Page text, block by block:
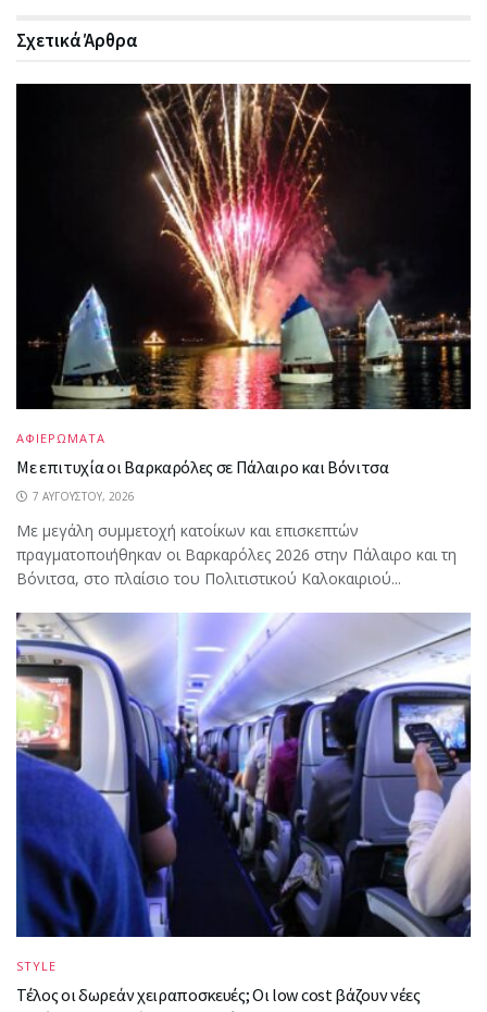
ΣχετικάΆρθρα
ΑΦΙΕΡΩΜΑΤΑ
Με επιτυχία οι Βαρκαρόλες σε Πάλαιρο και Βόνιτσα
7 ΑΥΓΟΎΣΤΟΥ, 2026
Με μεγάλη συμμετοχή κατοίκων και επισκεπτών
πραγματοποιήθηκαν οι Βαρκαρόλες 2026 στην Πάλαιρο και τη
Βόνιτσα, στο πλαίσιο του Πολιτιστικού Καλοκαιριού...
STYLE
Τέλος οι δωρεάν χειραποσκευές; Οι low cost βάζουν νέες